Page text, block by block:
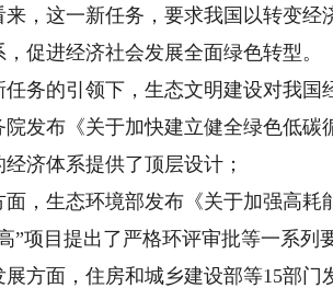
，这一新任务，要求我国以转变
促进经济社会发展全面绿色转型。
的引领下，生态文明建设对我国
布《关于加快建立健全绿色低碳
济体系提供了顶层设计；
生态环境部发布《关于加强高耗
”项目提出了严格环评审批等一系列
面，住房和城乡建设部等15部门